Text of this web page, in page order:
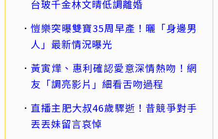
台玻千金林文晴低調離婚
愷樂突曝雙寶35周早產！曬「身邊男
人」最新情況曝光
黃寅燁、惠利確認愛意深情熱吻！網
友「調亮影片」細看舌吻過程
直播主肥大叔46歲驟逝！昔競爭對手
丟丟妹留言哀悼